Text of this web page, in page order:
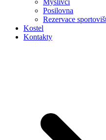
Myslivci
Posilovna
Rezervace
Kostel
Kontakty